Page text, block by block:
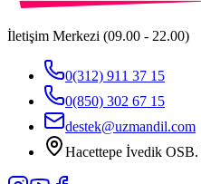
İletişim Merkezi (09.00 - 22.00)
0(312) 911 37 15
0(850) 302 67 15
destek@uzmandil.com
Hacettepe İvedik